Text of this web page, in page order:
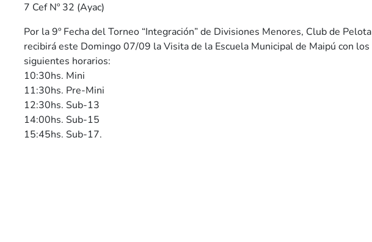
7 Cef Nº 32 (Ayac)
Por la 9º Fecha del Torneo “Integración” de Divisiones Menores, Club de Pelota
recibirá este Domingo 07/09 la Visita de la Escuela Municipal de Maipú con los
siguientes horarios:
10:30hs. Mini
11:30hs. Pre-Mini
12:30hs. Sub-13
14:00hs. Sub-15
15:45hs. Sub-17.